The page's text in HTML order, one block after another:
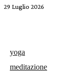
29 Luglio 2026
yoga
meditazione